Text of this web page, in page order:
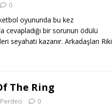
0
oyununda bu kez
cevapladığı bir sorunun ödülü
seyahati kazanır. Arkadaşları Riki
The Ring
0